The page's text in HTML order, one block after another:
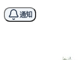
通知